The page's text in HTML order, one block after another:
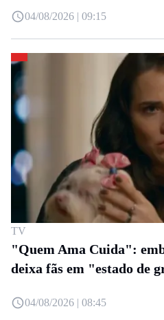
04/08/2026 | 09:15
TV
"Quem Ama Cuida":
deixa fãs em "estado de
04/08/2026 | 08:45